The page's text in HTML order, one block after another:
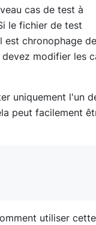
cas de test à
le fichier de test
est chronophage de
modifier les
uniquement l'un
peut facilement
utiliser cette